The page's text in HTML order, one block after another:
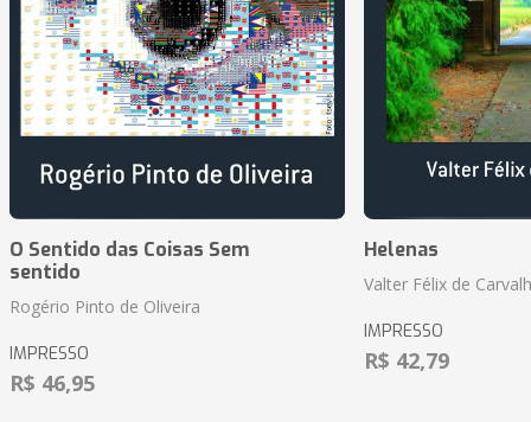
O Sentido das Coisas Sem
sentido
Rogério Pinto de Oliveira
IMPRESSO
R$ 46,95
Helenas
Valter Félix de
IMPRESSO
R$ 42,79